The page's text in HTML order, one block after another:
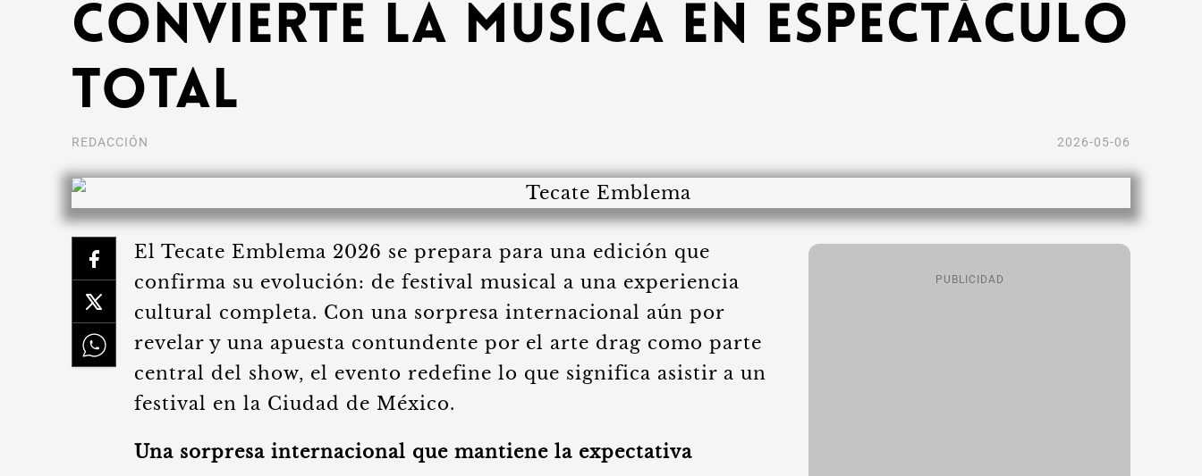
convierte la música en espectáculo
total
REDACCIÓN 2026-05-06
El Tecate Emblema 2026 se prepara para una edición que
confirma su evolución: de festival musical a una experiencia
cultural completa. Con una sorpresa internacional aún por
revelar y una apuesta contundente por el arte drag como parte
central del show, el evento redefine lo que significa asistir a un
festival en la Ciudad de México.
Una sorpresa internacional que mantiene la expectativa
PUBLICIDAD